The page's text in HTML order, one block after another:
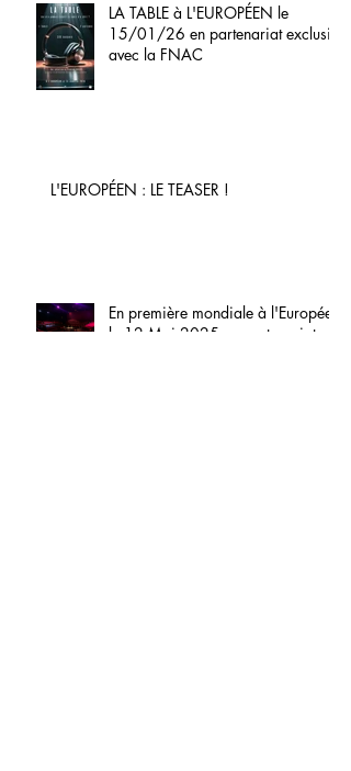
LA TABLE à L'EUROPÉEN le
15/01/26 en partenariat exclusif
avec la FNAC
L'EUROPÉEN : LE TEASER !
En première mondiale à l'Européen
le 12 Mai 2025 en partenariat